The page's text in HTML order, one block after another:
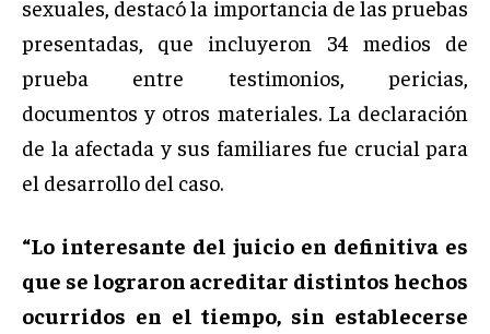
sexuales, destacó la importancia de las pruebas
presentadas, que incluyeron 34 medios de
prueba entre testimonios, pericias,
documentos y otros materiales. La declaración
de la afectada y sus familiares fue crucial para
el desarrollo del caso.
“Lo interesante del juicio en definitiva es
que se lograron acreditar distintos hechos
ocurridos en el tiempo, sin establecerse